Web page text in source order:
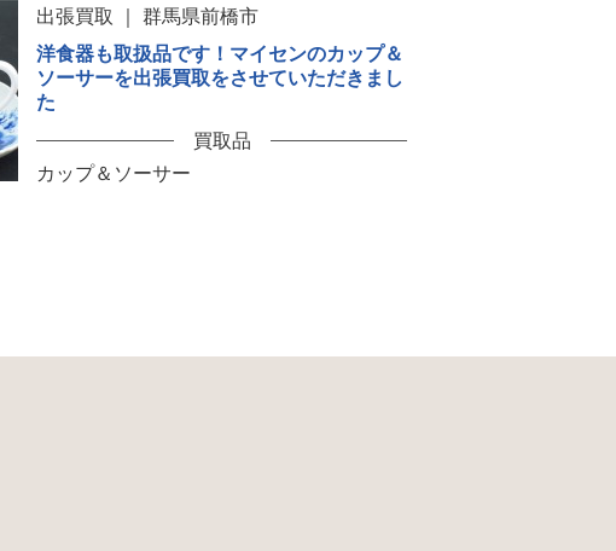
出張買取
群馬県前橋市
洋食器も取扱品です！マイセンのカップ＆
ソーサーを出張買取をさせていただきまし
た
買取品
カップ＆ソーサー